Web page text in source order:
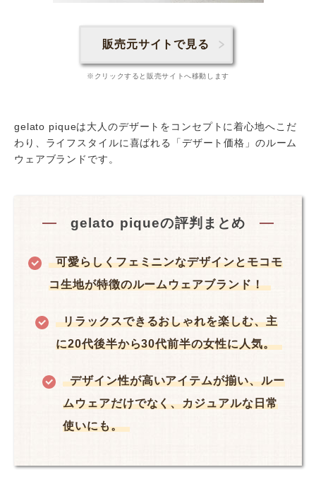
販売元サイトで見る
※クリックすると販売サイトへ移動します
gelato piqueは大人のデザートをコンセプトに着心地へこだ
わり、ライフスタイルに喜ばれる「デザート価格」のルーム
ウェアブランドです。
gelato piqueの評判まとめ
可愛らしくフェミニンなデザインとモコモ
コ生地が特徴のルームウェアブランド！
リラックスできるおしゃれを楽しむ、主
に20代後半から30代前半の女性に人気。
デザイン性が高いアイテムが揃い、ルー
ムウェアだけでなく、カジュアルな日常
使いにも。